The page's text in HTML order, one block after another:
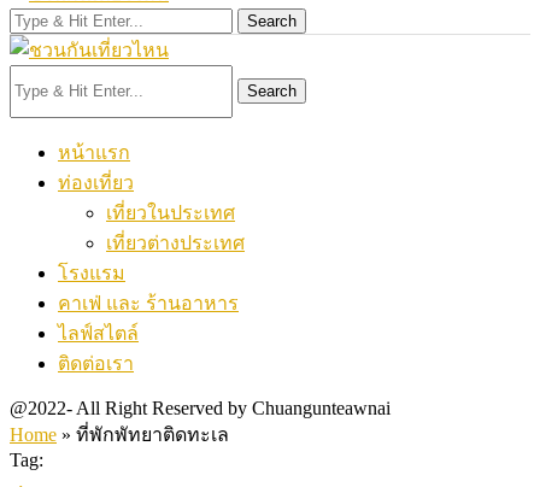
Search
Search
หน้าแรก
ท่องเที่ยว
เที่ยวในประเทศ
เที่ยวต่างประเทศ
โรงแรม
คาเฟ่ และ ร้านอาหาร
ไลฟ์สไตล์
ติดต่อเรา
@2022- All Right Reserved by Chuangunteawnai
Home » ที่พักพัทยาติดทะเล
Tag: